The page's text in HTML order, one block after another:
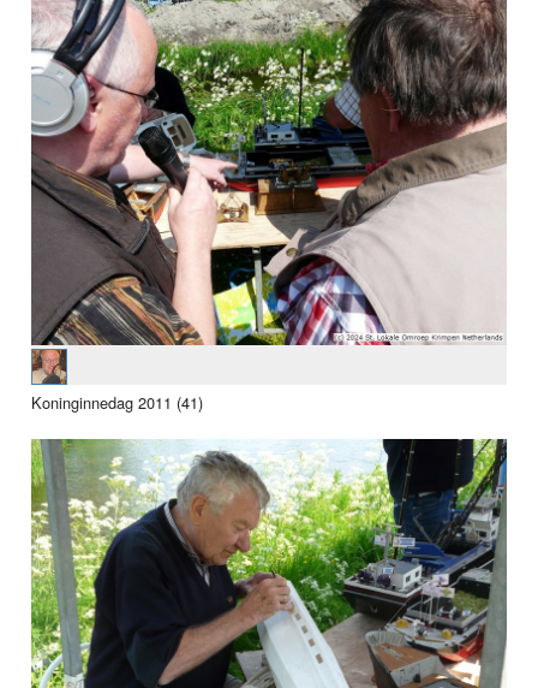
Koninginnedag 2011 (41)